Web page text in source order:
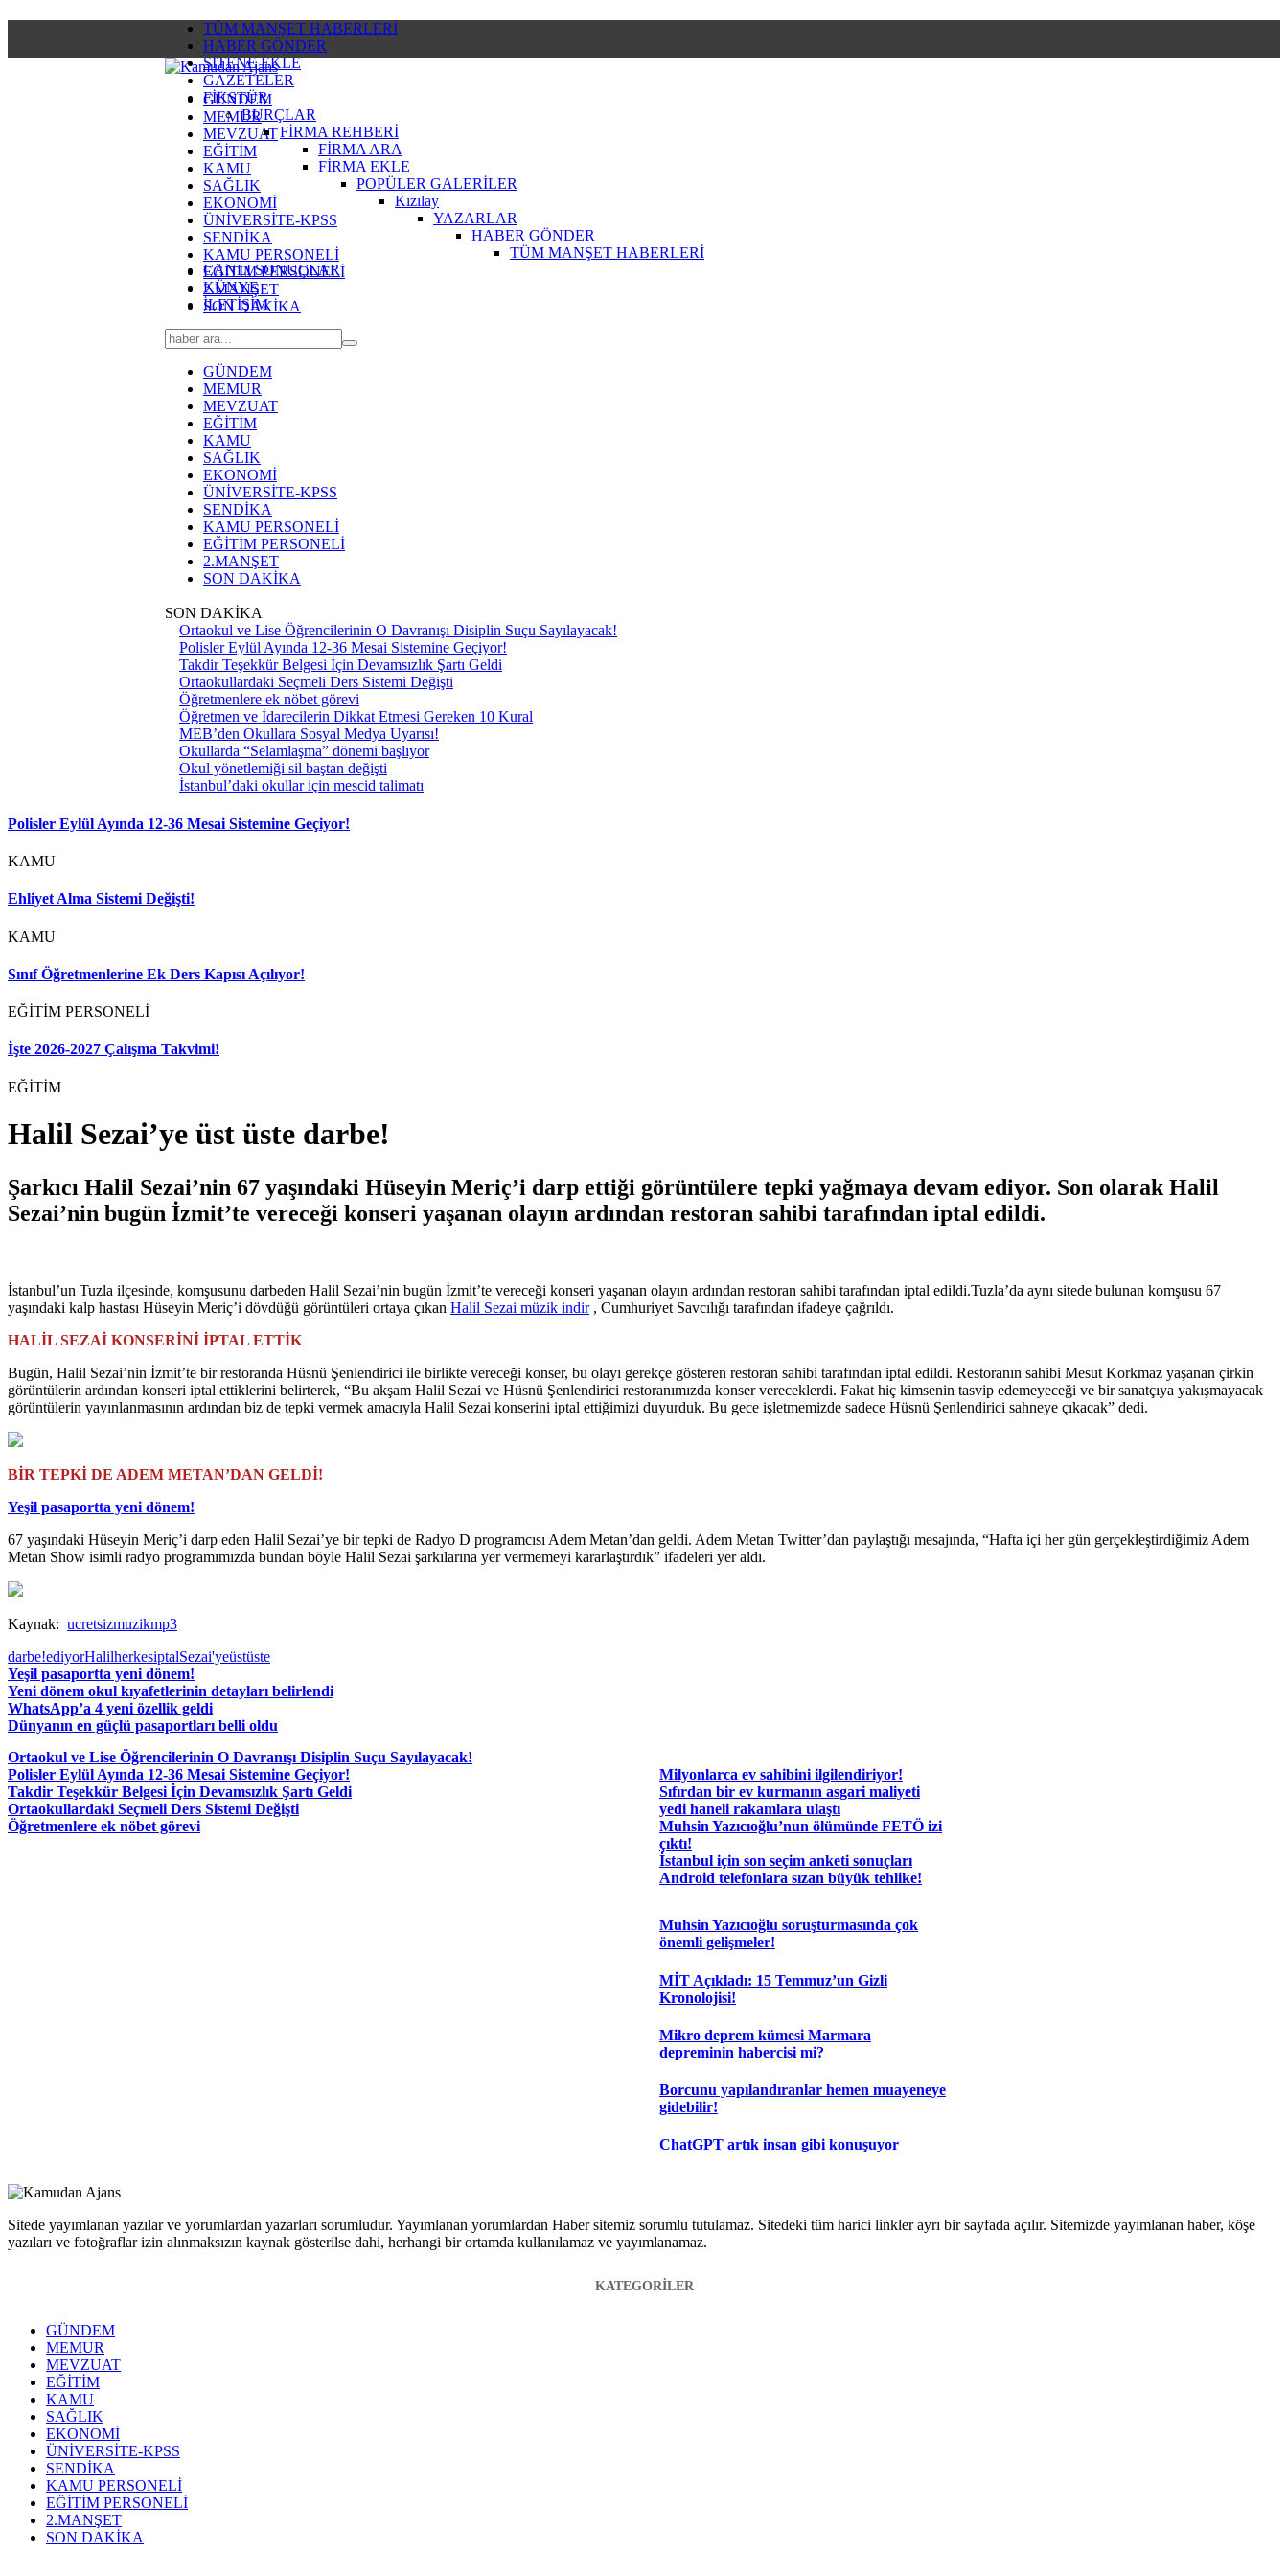
TÜM MANŞET HABERLERİ
HABER GÖNDER
SİTENE EKLE
GAZETELER
FİKSTÜR
BURÇLAR
FİRMA REHBERİ
FİRMA ARA
FİRMA EKLE
POPÜLER GALERİLER
Kızılay
YAZARLAR
HABER GÖNDER
TÜM MANŞET HABERLERİ
CANLI SONUÇLAR
KÜNYE
İLETİŞİM
GÜNDEM
MEMUR
MEVZUAT
EĞİTİM
KAMU
SAĞLIK
EKONOMİ
ÜNİVERSİTE-KPSS
SENDİKA
KAMU PERSONELİ
EĞİTİM PERSONELİ
2.MANŞET
SON DAKİKA
GÜNDEM
MEMUR
MEVZUAT
EĞİTİM
KAMU
SAĞLIK
EKONOMİ
ÜNİVERSİTE-KPSS
SENDİKA
KAMU PERSONELİ
EĞİTİM PERSONELİ
2.MANŞET
SON DAKİKA
SON DAKİKA
Ortaokul ve Lise Öğrencilerinin O Davranışı Disiplin Suçu Sayılayacak!
Polisler Eylül Ayında 12-36 Mesai Sistemine Geçiyor!
Takdir Teşekkür Belgesi İçin Devamsızlık Şartı Geldi
Ortaokullardaki Seçmeli Ders Sistemi Değişti
Öğretmenlere ek nöbet görevi
Öğretmen ve İdarecilerin Dikkat Etmesi Gereken 10 Kural
MEB’den Okullara Sosyal Medya Uyarısı!
Okullarda “Selamlaşma” dönemi başlıyor
Okul yönetlemiği sil baştan değişti
İstanbul’daki okullar için mescid talimatı
Polisler Eylül Ayında 12-36 Mesai Sistemine Geçiyor!
KAMU
Ehliyet Alma Sistemi Değişti!
KAMU
Sınıf Öğretmenlerine Ek Ders Kapısı Açılıyor!
EĞİTİM PERSONELİ
İşte 2026-2027 Çalışma Takvimi!
EĞİTİM
Halil Sezai’ye üst üste darbe!
Şarkıcı Halil Sezai’nin 67 yaşındaki Hüseyin Meriç’i darp ettiği görüntülere tepki yağmaya devam ediyor. Son olarak Halil
Sezai’nin bugün İzmit’te vereceği konseri yaşanan olayın ardından restoran sahibi tarafından iptal edildi.
İstanbul’un Tuzla ilçesinde, komşusunu darbeden Halil Sezai’nin bugün İzmit’te vereceği konseri yaşanan olayın ardından restoran sahibi tarafından iptal edildi.Tuzla’da aynı sitede bulunan komşusu 67
yaşındaki kalp hastası Hüseyin Meriç’i dövdüğü görüntüleri ortaya çıkan Halil Sezai müzik indir, Cumhuriyet Savcılığı tarafından ifadeye çağrıldı.
HALİL SEZAİ KONSERİNİ İPTAL ETTİK
Bugün, Halil Sezai’nin İzmit’te bir restoranda Hüsnü Şenlendirici ile birlikte vereceği konser, bu olayı gerekçe gösteren restoran sahibi tarafından iptal edildi. Restoranın sahibi Mesut Korkmaz yaşanan çirkin
görüntülerin ardından konseri iptal ettiklerini belirterek, “Bu akşam Halil Sezai ve Hüsnü Şenlendirici restoranımızda konser vereceklerdi. Fakat hiç kimsenin tasvip edemeyeceği ve bir sanatçıya yakışmayacak
görüntülerin yayınlanmasının ardından biz de tepki vermek amacıyla Halil Sezai konserini iptal ettiğimizi duyurduk. Bu gece işletmemizde sadece Hüsnü Şenlendirici sahneye çıkacak” dedi.
BİR TEPKİ DE ADEM METAN’DAN GELDİ!
Yeşil pasaportta yeni dönem!
67 yaşındaki Hüseyin Meriç’i darp eden Halil Sezai’ye bir tepki de Radyo D programcısı Adem Metan’dan geldi. Adem Metan Twitter’dan paylaştığı mesajında, “Hafta içi her gün gerçekleştirdiğimiz Adem
Metan Show isimli radyo programımızda bundan böyle Halil Sezai şarkılarına yer vermemeyi kararlaştırdık” ifadeleri yer aldı.
Kaynak: ucretsizmuzikmp3
darbe!ediyorHalilherkesiptalSezai'yeüstüste
Yeşil pasaportta yeni dönem!
Yeni dönem okul kıyafetlerinin detayları belirlendi
WhatsApp’a 4 yeni özellik geldi
Dünyanın en güçlü pasaportları belli oldu
Ortaokul ve Lise Öğrencilerinin O Davranışı Disiplin Suçu Sayılayacak!
Polisler Eylül Ayında 12-36 Mesai Sistemine Geçiyor!
Takdir Teşekkür Belgesi İçin Devamsızlık Şartı Geldi
Ortaokullardaki Seçmeli Ders Sistemi Değişti
Öğretmenlere ek nöbet görevi
Milyonlarca ev sahibini ilgilendiriyor!
Sıfırdan bir ev kurmanın asgari maliyeti
yedi haneli rakamlara ulaştı
Muhsin Yazıcıoğlu’nun ölümünde FETÖ izi
çıktı!
İstanbul için son seçim anketi sonuçları
Android telefonlara sızan büyük tehlike!
Muhsin Yazıcıoğlu soruşturmasında çok
önemli gelişmeler!
MİT Açıkladı: 15 Temmuz’un Gizli
Kronolojisi!
Mikro deprem kümesi Marmara
depreminin habercisi mi?
Borcunu yapılandıranlar hemen muayeneye
gidebilir!
ChatGPT artık insan gibi konuşuyor
Sitede yayımlanan yazılar ve yorumlardan yazarları sorumludur. Yayımlanan yorumlardan Haber sitemiz sorumlu tutulamaz. Sitedeki tüm harici linkler ayrı bir sayfada açılır. Sitemizde yayımlanan haber, köşe
yazıları ve fotoğraflar izin alınmaksızın kaynak gösterilse dahi, herhangi bir ortamda kullanılamaz ve yayımlanamaz.
KATEGORİLER
GÜNDEM
MEMUR
MEVZUAT
EĞİTİM
KAMU
SAĞLIK
EKONOMİ
ÜNİVERSİTE-KPSS
SENDİKA
KAMU PERSONELİ
EĞİTİM PERSONELİ
2.MANŞET
SON DAKİKA